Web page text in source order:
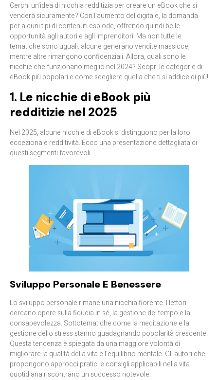
Cerchi un’idea di nicchia redditizia per creare un eBook che si
venderà sicuramente? Con l’aumento del digitale, la domanda
per alcuni tipi di contenuti esplode, offrendo quindi belle
opportunità agli autori e agli imprenditori. Ma non tutte le
tematiche sono uguali: alcune generano vendite massicce,
mentre altre rimangono confidenziali. Allora, quali sono le
nicchie che funzionano meglio nel 2024? Scopri le categorie di
eBook più popolari e come scegliere quella che ti si addice di più!
1. Le nicchie di eBook più
redditizie nel 2025
Nel 2025, alcune nicchie di eBook si distinguono per la loro
eccezionale redditività. Ecco una presentazione dettagliata di
questi segmenti favorevoli.
Sviluppo Personale E Benessere
Lo sviluppo personale rimane una nicchia fiorente. I lettori
cercano opere sulla fiducia in sé, la gestione del tempo e la
consapevolezza. Sottotematiche come la meditazione e la
gestione dello stress stanno guadagnando popolarità crescente.
Questa tendenza è spiegata da una maggiore volontà di
migliorare la qualità della vita e l’equilibrio mentale. Gli autori che
propongono approcci pratici e consigli applicabili nella vita
quotidiana riscontrano un successo notevole.